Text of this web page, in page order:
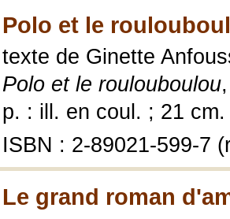
Polo et le
texte de Ginette
Polo et le roulouboulou
p. : ill. en coul. ; 21 cm.
ISBN : 2-89021-599-7
Le grand roman